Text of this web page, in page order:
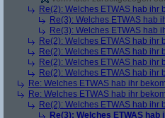
Re(2): Welches ETWAS hab ihr
Re(3): Welches ETWAS hab
Re(3): Welches ETWAS hab
Re(2): Welches ETWAS hab ihr
Re(2): Welches ETWAS hab ihr
Re(2): Welches ETWAS hab ihr
Re(2): Welches ETWAS hab ihr
Re: Welches ETWAS hab ihr
Re: Welches ETWAS hab ihr
Re(2): Welches ETWAS hab ihr
Re(3): Welches ETWAS hab